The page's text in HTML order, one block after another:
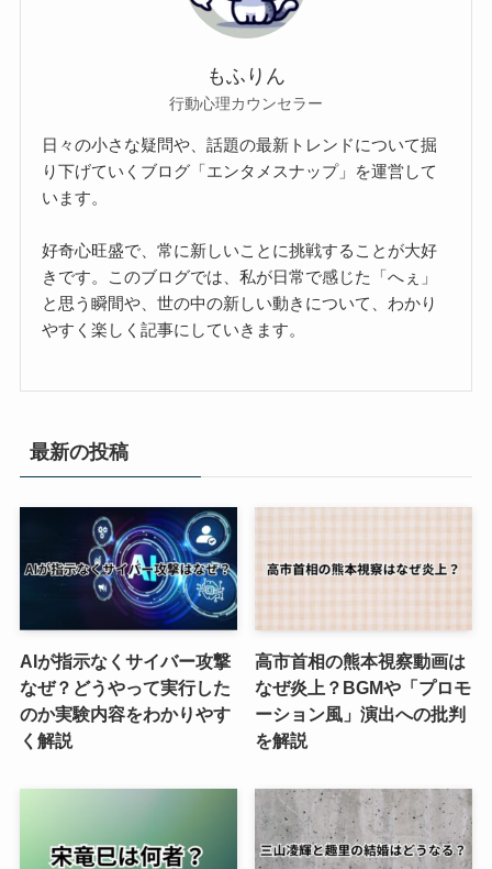
もふりん
行動心理カウンセラー
日々の小さな疑問や、話題の最新トレンドについて掘
り下げていくブログ「エンタメスナップ」を運営して
います。
好奇心旺盛で、常に新しいことに挑戦することが大好
きです。このブログでは、私が日常で感じた「へぇ」
と思う瞬間や、世の中の新しい動きについて、わかり
やすく楽しく記事にしていきます。
最新の投稿
AIが指示なくサイバー攻撃
なぜ？どうやって実行した
のか実験内容をわかりやす
く解説
高市首相の熊本視察動画は
なぜ炎上？BGMや「プロモ
ーション風」演出への批判
を解説